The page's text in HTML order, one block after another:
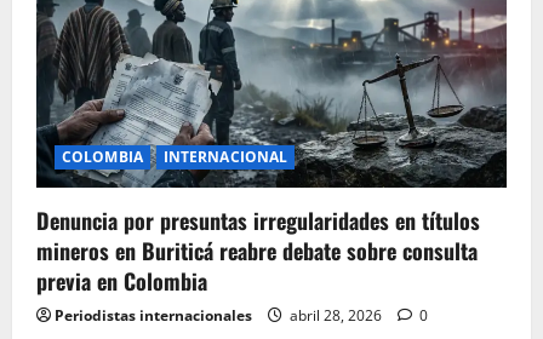
COLOMBIA INTERNACIONAL
Denuncia por presuntas irregularidades en títulos
mineros en Buriticá reabre debate sobre consulta
previa en Colombia
Periodistas internacionales abril 28, 2026 0